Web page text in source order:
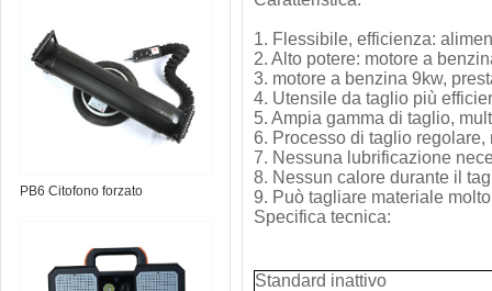
PB6 Citofono forzato
1. Flessibile, efficienza:
2. Alto potere: motore a
3. motore a benzina 9kw,
4. Utensile da taglio più
5. Ampia gamma di taglio,
6. Processo di taglio regolare,
7. Nessuna lubrificazione
8. Nessun calore durante il
9. Può tagliare materiale
Specifica tecnica:
Standard inattivo